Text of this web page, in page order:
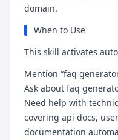
domain.
When to Use
This skill activates
Mention “faq
Ask about faq
Need help with
covering api docs,
documentation